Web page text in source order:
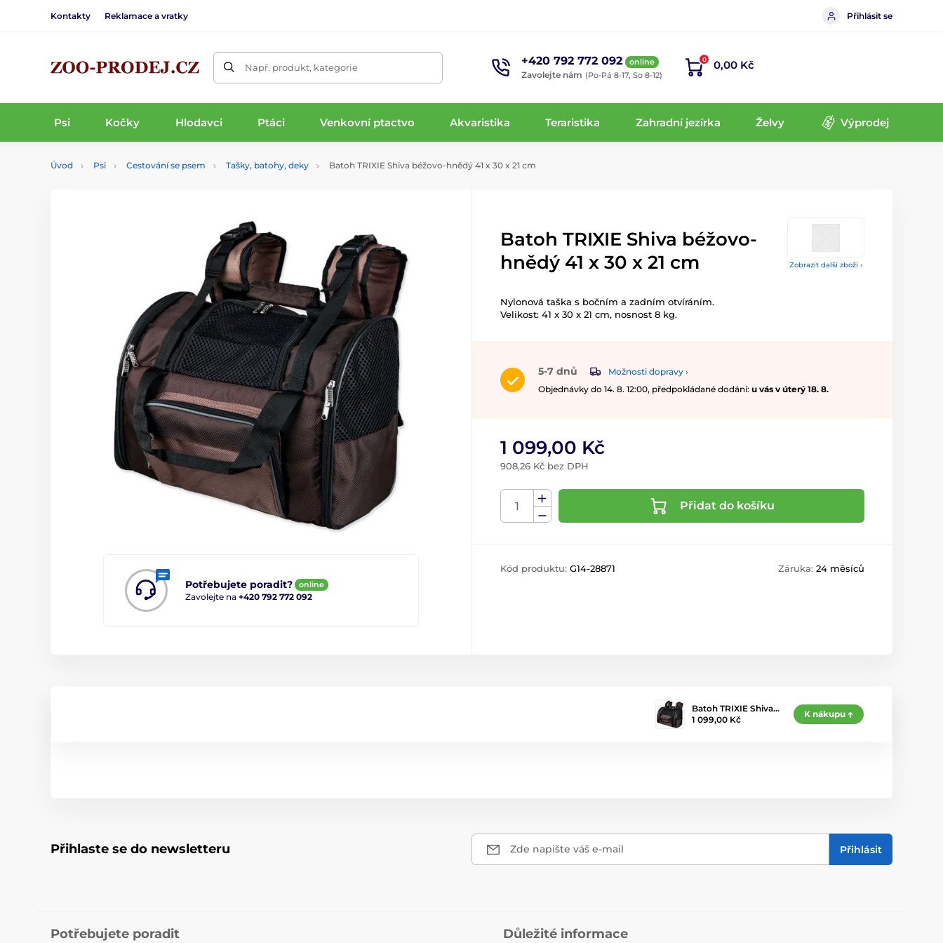
Kontakty Reklamace a vratky Přihlásit se
Např. produkt, kategorie +420 792 772 092 online
Zavolejte nám (Po-Pá 8-17, So 8-12)
0 0,00 Kč
Psi Kočky Hlodavci Ptáci Venkovní ptactvo Akvaristika Teraristika Zahradní jezírka Želvy Výprodej
Úvod Psi Cestování se psem Tašky, batohy, deky Batoh TRIXIE Shiva béžovo-hnědý 41 x 30 x 21 cm
Zobrazit další zboží ›
Potřebujete poradit? online
Zavolejte na +420 792 772 092
Batoh TRIXIE Shiva béžovo-
hnědý 41 x 30 x 21 cm
Nylonová taška s bočním a zadním otvíráním.
Velikost: 41 x 30 x 21 cm, nosnost 8 kg.
5-7 dnů
Možnosti dopravy ›
Objednávky do 14. 8. 12:00, předpokládané dodání: u vás v úterý 18. 8.
1 099,00 Kč
908,26 Kč bez DPH
Přidat do košíku
Kód produktu: G14-28871 Záruka: 24 měsíců
Batoh TRIXIE Shiva…
1 099,00 Kč
K nákupu
Přihlaste se do newsletteru Zde napište váš e-mail Přihlásit
Potřebujete poradit Důležité informace